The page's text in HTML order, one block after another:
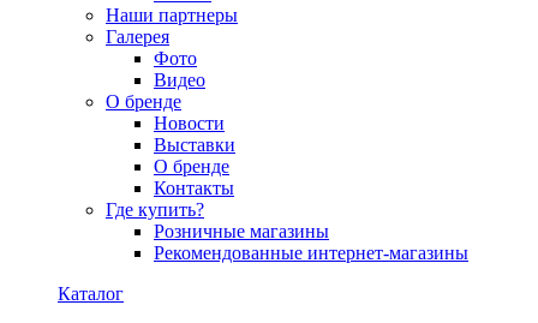
Наши партнеры
Галерея
Фото
Видео
О бренде
Новости
Выставки
О бренде
Контакты
Где купить?
Розничные магазины
Рекомендованные интернет-магазины
Каталог